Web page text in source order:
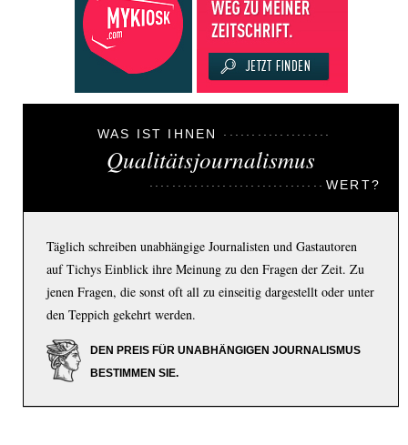
WAS IST IHNEN
Qualitätsjournalismus
WERT?
Täglich schreiben unabhängige Journalisten und Gastautoren
auf Tichys Einblick ihre Meinung zu den Fragen der Zeit. Zu
jenen Fragen, die sonst oft all zu einseitig dargestellt oder unter
den Teppich gekehrt werden.
DEN PREIS FÜR UNABHÄNGIGEN JOURNALISMUS
BESTIMMEN SIE.